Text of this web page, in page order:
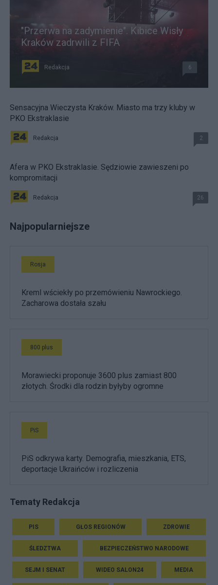
"Przerwa na zadymienie". Kibice Wisły
Kraków zadrwili z FIFA
Redakcja 6
Sensacyjna Wieczysta Kraków. Miasto ma trzy kluby w
PKO Ekstraklasie
Redakcja 2
Afera w PKO Ekstraklasie. Sędziowie zawieszeni po
kompromitacji
Redakcja 26
Najpopularniejsze
Rosja
Kreml wściekły po przemówieniu Nawrockiego.
Zacharowa dostała szału
800 plus
Morawiecki proponuje 3600 plus zamiast 800
złotych. Środki dla rodzin byłyby ogromne
PiS
PiS odkrywa karty. Demografia, mieszkania, ETS,
deportacje Ukraińców i rozliczenia
Tematy Redakcja
PIS GŁOS REGIONÓW ZDROWIE
ŚLEDZTWA BEZPIECZEŃSTWO NARODOWE
SEJM I SENAT WIDEO SALON24 MEDIA